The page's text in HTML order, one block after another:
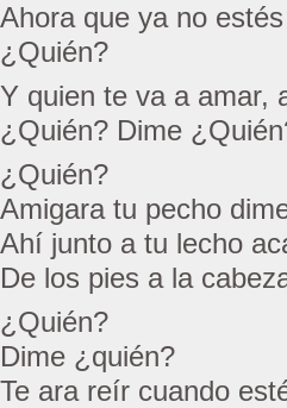
Ahora que ya no
¿Quién?
Y quien te va a amar,
¿Quién? Dime
¿Quién?
Amigara tu pecho
Ahí junto a tu lecho
De los pies a la
¿Quién?
Dime ¿quién?
Te ara reír cuando